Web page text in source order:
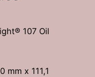
107 Oil
mm x 111,1